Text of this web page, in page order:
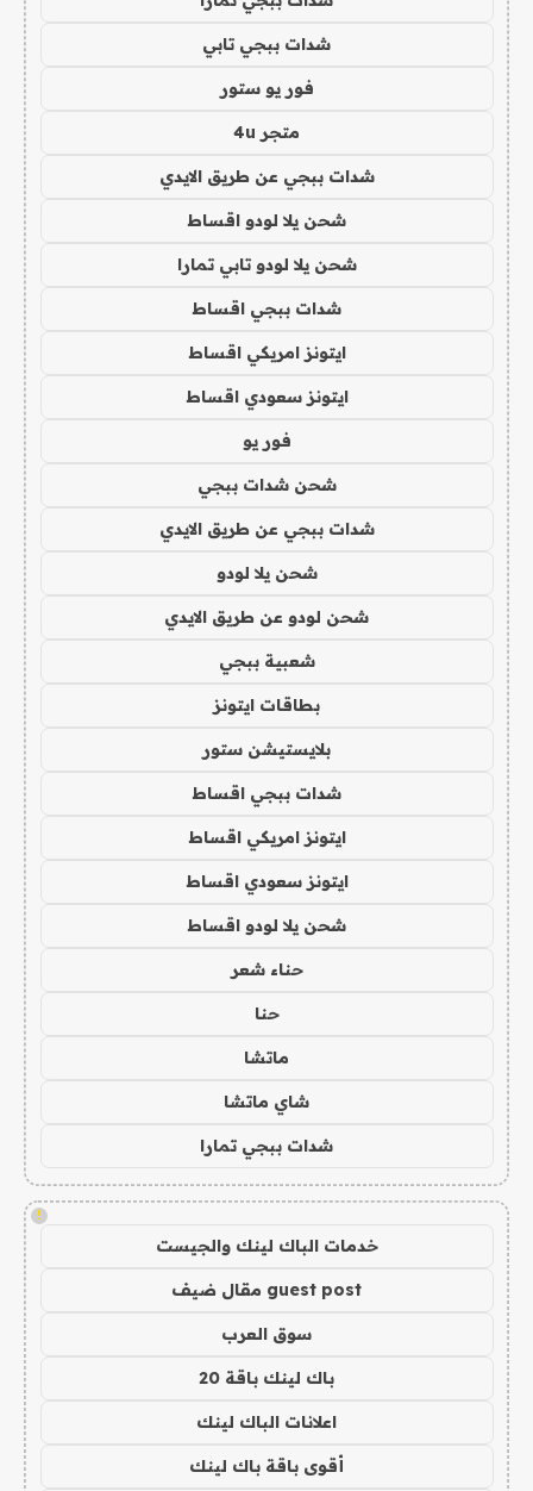
شدات ببجي تابي
فور يو ستور
متجر 4u
شدات ببجي عن طريق الايدي
شحن يلا لودو اقساط
شحن يلا لودو تابي تمارا
شدات ببجي اقساط
ايتونز امريكي اقساط
ايتونز سعودي اقساط
فور يو
شحن شدات ببجي
شدات ببجي عن طريق الايدي
شحن يلا لودو
شحن لودو عن طريق الايدي
شعبية ببجي
بطاقات ايتونز
بلايستيشن ستور
شدات ببجي اقساط
ايتونز امريكي اقساط
ايتونز سعودي اقساط
شحن يلا لودو اقساط
حناء شعر
حنا
ماتشا
شاي ماتشا
شدات ببجي تمارا
!
خدمات الباك لينك والجيست
guest post مقال ضيف
سوق العرب
باك لينك باقة 20
اعلانات الباك لينك
أقوى باقة باك لينك